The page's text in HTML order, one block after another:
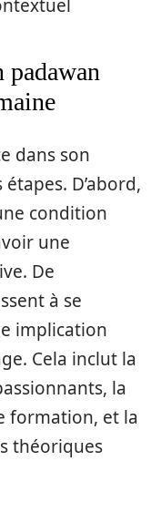
dans son
D’abord,
condition
une
De
à se
implication
Cela inclut la
la
formation, et la
théoriques